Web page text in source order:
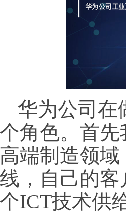
华为公司在
个角色。首
高端制造领
线，自己的
个ICT技术供